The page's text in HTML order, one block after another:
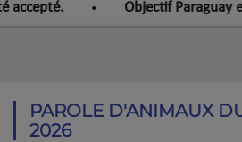
Objectif Paraguay
PAROLE D'ANIMAUX
2026